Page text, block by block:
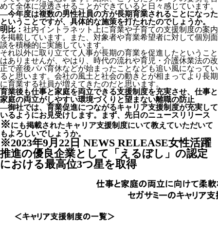
めて全体に浸透させることができていると日々感じています。
―今年度は複数の男性社員の方が長期育業されることになった
ということですが、具体的な施策を打たれたのでしょうか。
明比： 社内イントラネット上に育業や子育ての支援制度の案内
を掲載しています。また、対象者や育業希望者に対して個別面
談を積極的に実施しています。
それ以外に取り立てて人事が長期の育業を促進したということ
はありませんが、やはり、時代の流れや育児・介護休業法の改
正で産後パパ育休などが始まったことなども追い風になってい
ると思います。会社の風土と社会の動きとが相まってより長期
に育業する社員が増えてきたのだと思います。
育業後も仕事と家庭を両立できる支援制度を充実させ、仕事と
家庭の両立がしやすい環境づくりと望まない離職の防止
―御社では、育業促進につながるキャリア支援制度が充実して
いるようにお見受けします。まず、先日のニュースリリース
※にも掲載されたキャリア支援制度にいて教えていただいて
もよろしいでしょうか。
※2023年9月22日 NEWS RELEASE女性活躍
推進の優良企業として「えるぼし」の認定
における最高位3つ星を取得